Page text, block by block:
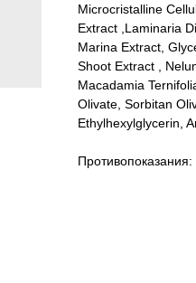
Microcristalline
Extract ,Laminaria
Marina Extract,
Shoot Extract ,
Macadamia
Olivate, Sorbitan
Ethylhexylglycerin,